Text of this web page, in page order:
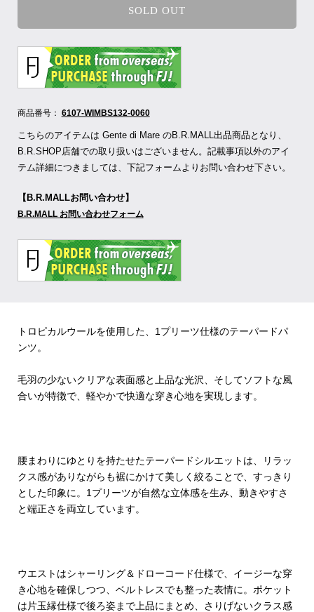
SOLD OUT
商品番号： 6107-WIMBS132-0060
こちらのアイテムは Gente di Mare のB.R.MALL出品商品となり、
B.R.SHOP店舗での取り扱いはございません。記載事項以外のアイ
テム詳細につきましては、下記フォームよりお問い合わせ下さい。
【B.R.MALLお問い合わせ】
B.R.MALL お問い合わせフォーム
トロピカルウールを使用した、1プリーツ仕様のテーパードパ
ンツ。
毛羽の少ないクリアな表面感と上品な光沢、そしてソフトな風
合いが特徴で、軽やかで快適な穿き心地を実現します。
腰まわりにゆとりを持たせたテーパードシルエットは、リラッ
クス感がありながらも裾にかけて美しく絞ることで、すっきり
とした印象に。1プリーツが自然な立体感を生み、動きやすさ
と端正さを両立しています。
ウエストはシャーリング＆ドローコード仕様で、イージーな穿
き心地を確保しつつ、ベルトレスでも整った表情に。ポケット
は片玉縁仕様で後ろ姿まで上品にまとめ、さりげないクラス感